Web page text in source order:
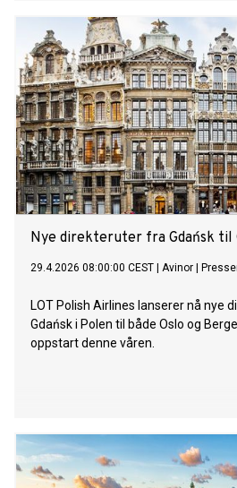
Nye direkteruter fra Gdańsk til
29.4.2026 08:00:00 CEST Avinor
LOT Polish Airlines lanserer nå nye
Gdańsk i Polen til både Oslo og
oppstart denne våren.